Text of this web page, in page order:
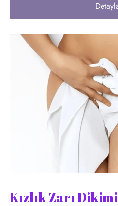
Kızlık Zarı Dikimi